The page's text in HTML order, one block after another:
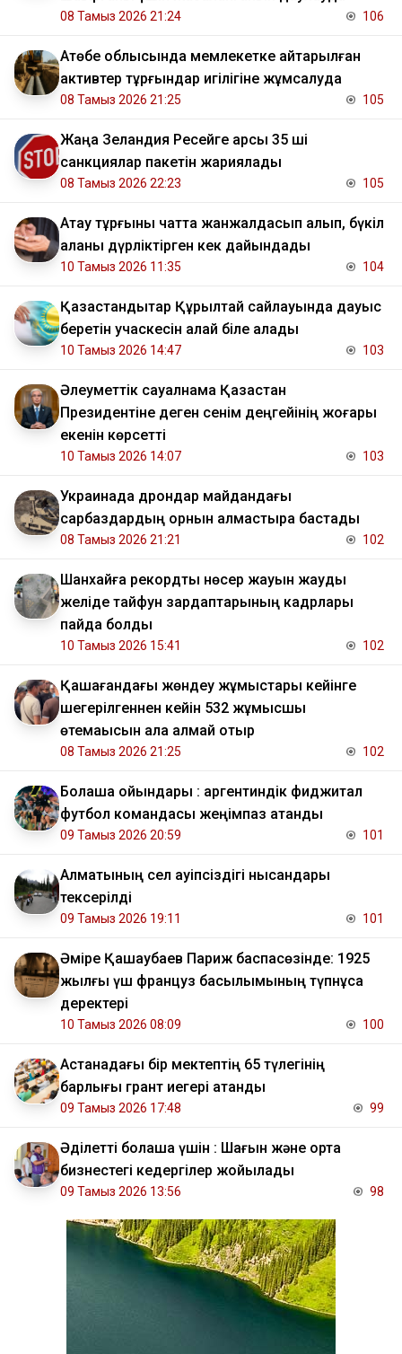
08 Тамыз 2026 21:24 106
​Ақтөбе облысында мемлекетке қайтарылған
активтер тұрғындар игілігіне жұмсалуда
08 Тамыз 2026 21:25 105
Жаңа Зеландия Ресейге қарсы 35 ші
санкциялар пакетін жариялады
08 Тамыз 2026 22:23 105
Ақтау тұрғыны чатта жанжалдасып қалып, бүкіл
қаланы дүрліктірген кек дайындады
10 Тамыз 2026 11:35 104
Қазақстандықтар Құрылтай сайлауында дауыс
беретін учаскесін қалай біле алады
10 Тамыз 2026 14:47 103
Әлеуметтік сауалнама Қазақстан
Президентіне деген сенім деңгейінің жоғары
екенін көрсетті
10 Тамыз 2026 14:07 103
Украинада дрондар майдандағы
сарбаздардың орнын алмастыра бастады
08 Тамыз 2026 21:21 102
Шанхайға рекордтық нөсер жауын жауды
желіде тайфун зардаптарының кадрлары
пайда болды
10 Тамыз 2026 15:41 102
Қашағандағы жөндеу жұмыстары кейінге
шегерілгеннен кейін 532 жұмысшы
өтемақысын ала алмай отыр
08 Тамыз 2026 21:25 102
Болашақ ойындары : аргентиндік фиджитал
футбол командасы жеңімпаз атанды
09 Тамыз 2026 20:59 101
Алматының сел қауіпсіздігі нысандары
тексерілді
09 Тамыз 2026 19:11 101
Әміре Қашаубаев Париж баспасөзінде: 1925
жылғы үш француз басылымының түпнұсқа
деректері
10 Тамыз 2026 08:09 100
Астанадағы бір мектептің 65 түлегінің
барлығы грант иегері атанды
09 Тамыз 2026 17:48 99
Әділетті болашақ үшін : Шағын және орта
бизнестегі кедергілер жойылады
09 Тамыз 2026 13:56 98